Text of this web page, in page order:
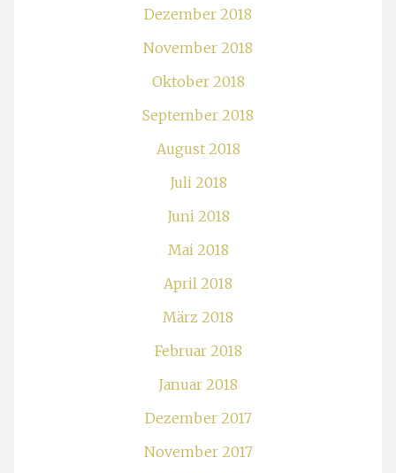
Dezember 2018
November 2018
Oktober 2018
September 2018
August 2018
Juli 2018
Juni 2018
Mai 2018
April 2018
März 2018
Februar 2018
Januar 2018
Dezember 2017
November 2017